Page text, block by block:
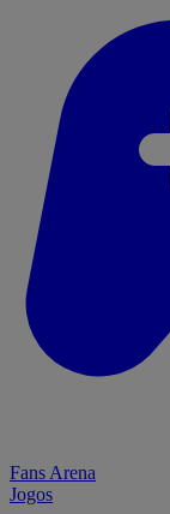
Fans Arena
Jogos